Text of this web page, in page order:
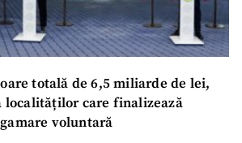
totală de 6,5 miliarde de lei,
localităților care finalizează
voluntară